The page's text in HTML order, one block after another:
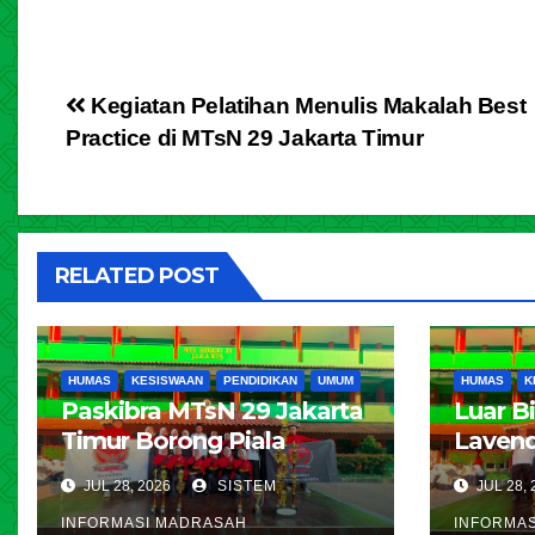
Kegiatan Pelatihan Menulis Makalah Best
Practice di MTsN 29 Jakarta Timur
RELATED POST
HUMAS KESISWAAN PENDIDIKAN UMUM
Paskibra MTsN 29 Jakarta
Timur Borong Piala
Bergilir di Pradisma
Competition 2026 MAN 4
JUL 28, 2026 SISTEM
INFORMASI MADRASAH
HUMAS
Luar
JUL 28,